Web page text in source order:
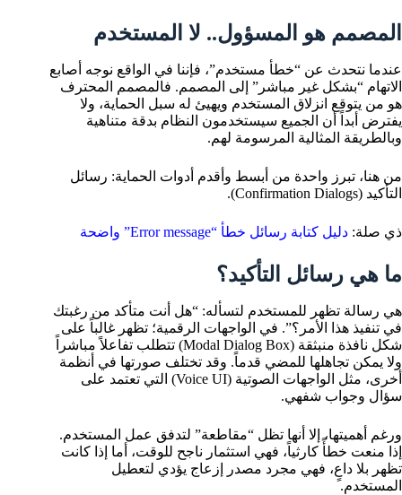
المصمم هو المسؤول.. لا المستخدم
عندما نتحدث عن “خطأ مستخدم”، فإننا في الواقع نوجه أصابع
الاتهام “بشكل غير مباشر” إلى المصمم. فالمصمم المحترف
هو من يتوقع انزلاق المستخدم ويهيئ له سبل الحماية، ولا
يفترض أبداً أن الجميع سيستخدمون النظام بدقة متناهية
وبالطريقة المثالية المرسومة لهم.
من هنا، تبرز واحدة من أبسط وأقدم أدوات الحماية: رسائل
التأكيد (Confirmation Dialogs).
ذي صلة: دليل كتابة رسائل خطأ “Error message” واضحة
ما هي رسائل التأكيد؟
هي رسالة تظهر للمستخدم لتسأله: “هل أنت متأكد من رغبتك
في تنفيذ هذا الأمر؟”. في الواجهات الرقمية؛ تظهر غالباً على
شكل نافذة منبثقة (Modal Dialog Box) تتطلب تفاعلاً مباشراً
ولا يمكن تجاهلها للمضي قدماً. وقد تختلف صورتها في أنظمة
أخرى، مثل الواجهات الصوتية (Voice UI) التي تعتمد على
سؤال وجواب شفهي.
ورغم أهميتها، إلا أنها تظل “مقاطعة” لتدفق عمل المستخدم.
إذا منعت خطأً كارثياً، فهي استثمار ناجح للوقت، أما إذا كانت
تظهر بلا داعٍ، فهي مجرد مصدر إزعاج يؤدي لتعطيل
المستخدم.